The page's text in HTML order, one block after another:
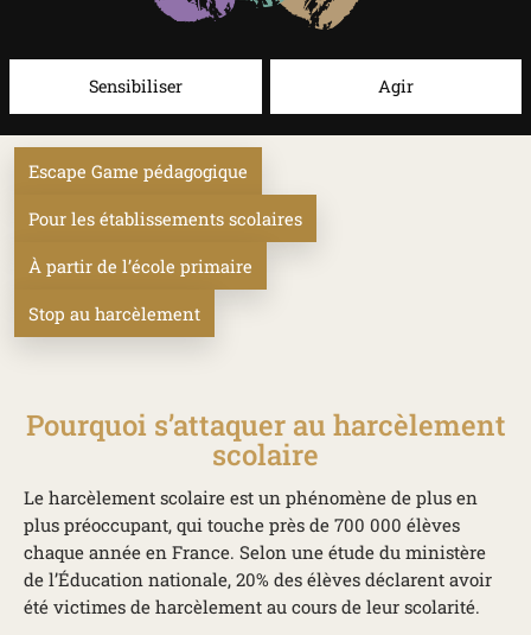
Sensibiliser Agir
Escape Game pédagogique
Pour les établissements scolaires
À partir de l’école primaire
Stop au harcèlement
Pourquoi s’attaquer au harcèlement
scolaire
Le harcèlement scolaire est un phénomène de plus en
plus préoccupant, qui touche près de 700 000 élèves
chaque année en France. Selon une étude du ministère
de l’Éducation nationale, 20% des élèves déclarent avoir
été victimes de harcèlement au cours de leur scolarité.